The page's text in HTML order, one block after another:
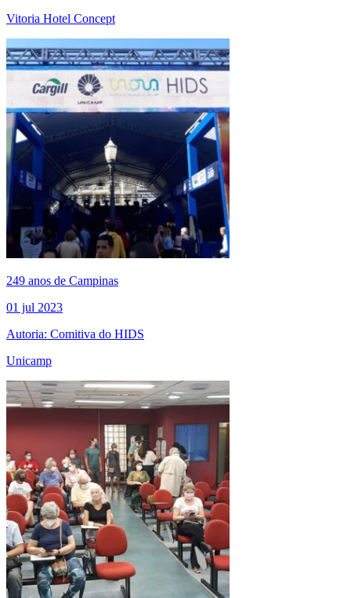
Vitoria Hotel Concept
249 anos de Campinas
01 jul 2023
Autoria: Comitiva do HIDS
Unicamp